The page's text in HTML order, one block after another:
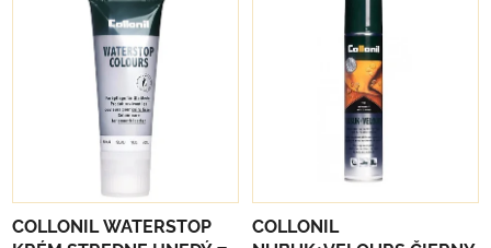
COLLONIL WATERSTOP
COLLONIL